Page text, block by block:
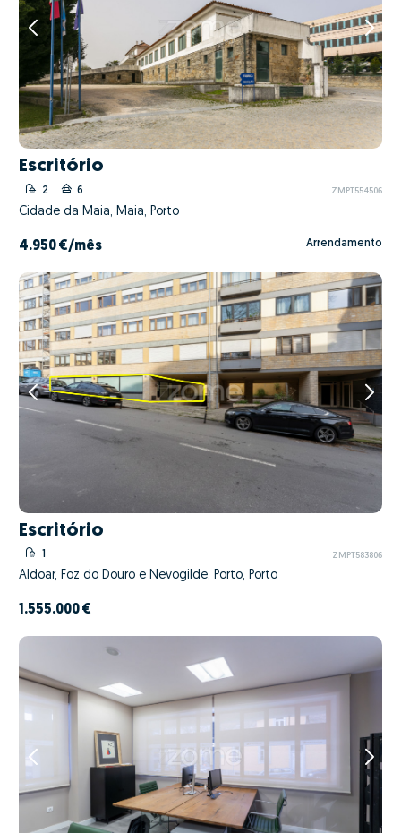
Escritório
2 6 ZMPT554506
Cidade da Maia, Maia, Porto
4.950 €/mês Arrendamento
Escritório
1 ZMPT583806
Aldoar, Foz do Douro e Nevogilde, Porto, Porto
1.555.000 €